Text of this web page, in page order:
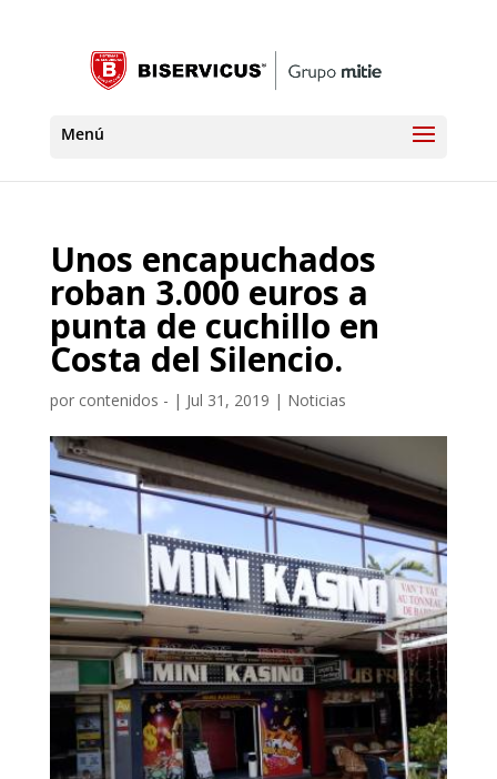
Unos encapuchados
roban 3.000 euros a
punta de cuchillo en
Costa del Silencio.
por contenidos - | Jul 31, 2019 | Noticias